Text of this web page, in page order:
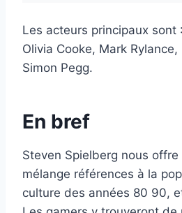
Les acteurs principaux sont
Olivia Cooke, Mark
Simon Pegg.
En bref
Steven Spielberg nous offre
mélange références à la
culture des années 80 90,